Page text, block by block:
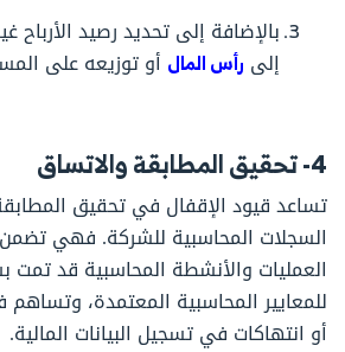
بالإضافة إلى تحديد رصيد الأرباح
إلى رأس المال أو توزيعه على
4- تحقيق المطابقة والاتساق
تساعد قيود الإقفال في تحقيق
السجلات المحاسبية للشركة. فهي
العمليات والأنشطة المحاسبية قد
للمعايير المحاسبية المعتمدة،
أو انتهاكات في تسجيل البيانات المالية.